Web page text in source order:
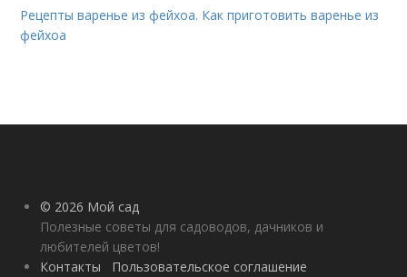
Рецепты варенье из фейхоа. Как приготовить варенье из
фейхоа
© 2026 Мой сад
Полезные советы для садоводов, дачников и
любителей цветов!
Контакты
Пользовательское соглашение